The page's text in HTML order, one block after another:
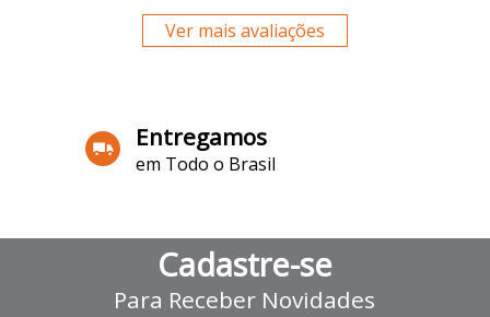
Ver mais avaliações
Entregamos
em Todo o Brasil
Cadastre-se
Para Receber Novidades